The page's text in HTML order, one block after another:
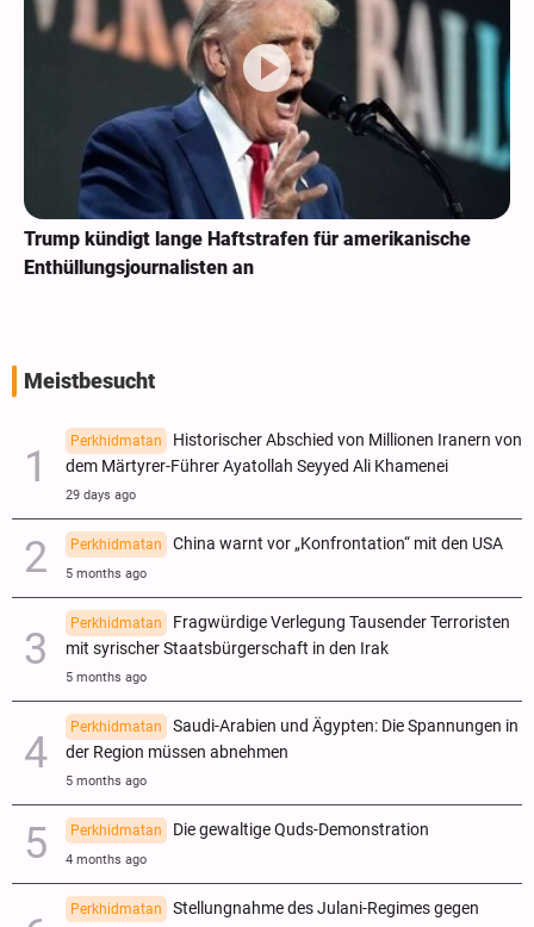
Trump kündigt lange Haftstrafen für amerikanische
Enthüllungsjournalisten an
Meistbesucht
Perkhidmatan
Historischer Abschied von Millionen Iranern von
dem Märtyrer-Führer Ayatollah Seyyed Ali Khamenei
29 days ago
Perkhidmatan China warnt vor „Konfrontation“ mit den USA
5 months ago
Perkhidmatan
Fragwürdige Verlegung Tausender Terroristen
mit syrischer Staatsbürgerschaft in den Irak
5 months ago
Perkhidmatan
Saudi-Arabien und Ägypten: Die Spannungen in
der Region müssen abnehmen
5 months ago
Perkhidmatan Die gewaltige Quds-Demonstration
4 months ago
Perkhidmatan
Stellungnahme des Julani-Regimes gegen